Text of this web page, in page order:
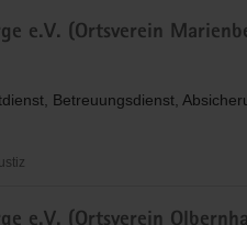
e.V. (Ortsverein
Betreuungsdienst,